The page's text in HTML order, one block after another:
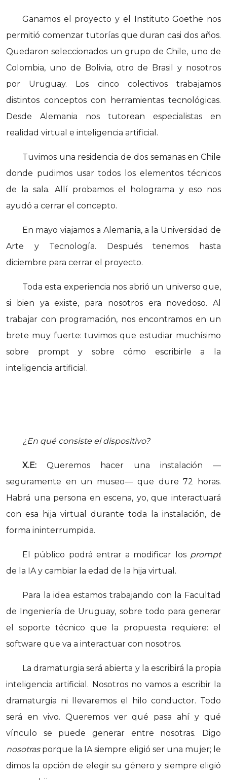
Ganamos el proyecto y el Instituto Goethe nos
permitió comenzar tutorías que duran casi dos años.
Quedaron seleccionados un grupo de Chile, uno de
Colombia, uno de Bolivia, otro de Brasil y nosotros
por Uruguay. Los cinco colectivos trabajamos
distintos conceptos con herramientas tecnológicas.
Desde Alemania nos tutorean especialistas en
realidad virtual e inteligencia artificial.
Tuvimos una residencia de dos semanas en Chile
donde pudimos usar todos los elementos técnicos
de la sala. Allí probamos el holograma y eso nos
ayudó a cerrar el concepto.
En mayo viajamos a Alemania, a la Universidad de
Arte y Tecnología. Después tenemos hasta
diciembre para cerrar el proyecto.
Toda esta experiencia nos abrió un universo que,
si bien ya existe, para nosotros era novedoso. Al
trabajar con programación, nos encontramos en un
brete muy fuerte: tuvimos que estudiar muchísimo
sobre prompt y sobre cómo escribirle a la
inteligencia artificial.
¿En qué consiste el dispositivo?
X.E: Queremos hacer una instalación —
seguramente en un museo— que dure 72 horas.
Habrá una persona en escena, yo, que interactuará
con esa hija virtual durante toda la instalación, de
forma ininterrumpida.
El público podrá entrar a modificar los prompt
de la IA y cambiar la edad de la hija virtual.
Para la idea estamos trabajando con la Facultad
de Ingeniería de Uruguay, sobre todo para generar
el soporte técnico que la propuesta requiere: el
software que va a interactuar con nosotros.
La dramaturgia será abierta y la escribirá la propia
inteligencia artificial. Nosotros no vamos a escribir la
dramaturgia ni llevaremos el hilo conductor. Todo
será en vivo. Queremos ver qué pasa ahí y qué
vínculo se puede generar entre nosotras. Digo
nosotrasporque la IA siempre eligió ser una mujer; le
dimos la opción de elegir su género y siempre eligió